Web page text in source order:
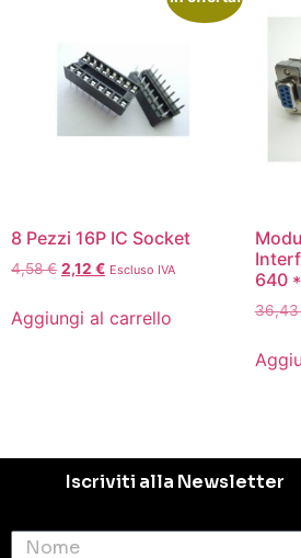
8 Pezzi 16P IC Socket
4,58€ 2,12 € Escluso IVA
Aggiungi al carrello
640
Iscriviti alla Newsletter